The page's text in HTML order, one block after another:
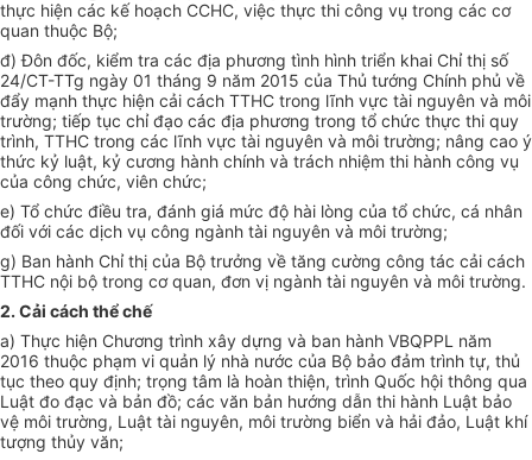
thực hiện các kế hoạch CCHC, việc thực thi công vụ trong các cơ
quan thuộc Bộ;
đ) Đôn đốc, kiểm tra các địa phương tình hình triển khai Chỉ thị số
24/CT-TTg ngày 01 tháng 9 năm 2015 của Thủ tướng Chính phủ về
đẩy mạnh thực hiện cải cách TTHC trong lĩnh vực tài nguyên và môi
trường; tiếp tục chỉ đạo các địa phương trong tổ chức thực thi quy
trình, TTHC trong các lĩnh vực tài nguyên và môi trường; nâng cao ý
thức kỷ luật, kỷ cương hành chính và trách nhiệm thi hành công vụ
của công chức, viên chức;
e) Tổ chức điều tra, đánh giá mức độ hài lòng của tổ chức, cá nhân
đối với các dịch vụ công ngành tài nguyên và môi trường;
g) Ban hành Chỉ thị của Bộ trưởng về tăng cường công tác cải cách
TTHC nội bộ trong cơ quan, đơn vị ngành tài nguyên và môi trường.
2. Cải cách thể chế
a) Thực hiện Chương trình xây dựng và ban hành VBQPPL năm
2016 thuộc phạm vi quản lý nhà nước của Bộ bảo đảm trình tự, thủ
tục theo quy định; trọng tâm là hoàn thiện, trình Quốc hội thông qua
Luật đo đạc và bản đồ; các văn bản hướng dẫn thi hành Luật bảo
vệ môi trường, Luật tài nguyên, môi trường biển và hải đảo, Luật khí
tượng thủy văn;